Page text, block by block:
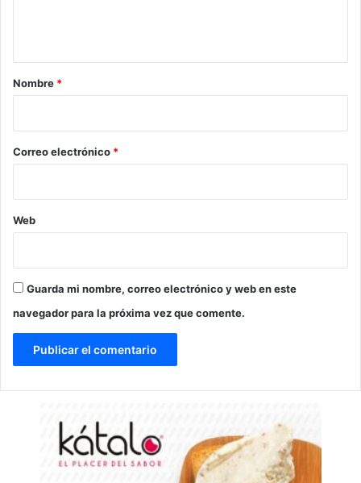
r
*
Nombre *
Correo electrónico *
Web
Guarda mi nombre, correo electrónico y web en este
navegador para la próxima vez que comente.